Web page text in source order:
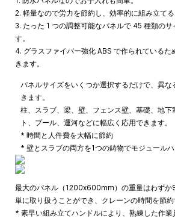
2. 軽量なので労力を節約し、効率的に組み立てる
3. たった 1 つの調整可能なパネルで 45 種類のサ
す。
4. グラスファイバー強化 ABS で作られているた
きます。
パネルサイズをいくつか選択するだけで、異
きます。
柱、スラブ、梁、壁、フェンス壁、基礎、地下
ト、プール、運河などに幅広く応用できます。
* 時間と人件費を大幅に節約
* 壁とスラブの両方を1つの鋳物でモジュール
最大のパネル（1200x600mm）の重量はわずか
単に取り扱うことができ、クレーンの時間を節約
* 素早い組み立てハンドルにより、熟練した作業